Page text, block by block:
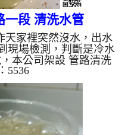
一段 清洗水管
天家裡突然沒水，出水
現場檢測，判斷是冷水
本公司架設 管路清洗
直從水龍頭流出，很像
，如下圖及影片，客戶
，研判管路裡面是碳
約兩個小時後，出水
。 清洗水管, 水管清洗,
忽冷忽熱, 洗管路 ...
5536